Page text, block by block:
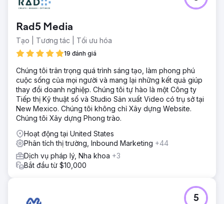
trải nghiệm kỹ thuật số của mình và thiết lập một cách bền
lượng thành viên giảm kể từ năm 2022, công ty đã phải đối
mặt với những thách thức đáng kể trong việc tạo ra một
thương hiệu gắn kết và chiến lược tiếp thị hiệu quả. Họ cần
một đối tác để cải thiện thương hiệu, trang web và các nỗ
lực tiếp thị của mình để xoay chuyển tình thế và thúc đẩy
tăng trưởng có thể đo lường được.
Giải pháp
Anchour cung cấp dịch vụ hỗ trợ trọn gói, bao gồm chiến
lược thương hiệu, thiết kế web, lập kế hoạch truyền thông,
phát triển sáng tạo và tiếp thị công cụ tìm kiếm. Sau khi
kiểm tra trang web, truyền thông và cơ sở thành viên của
Walden, Anchour đã xác định các lĩnh vực cải tiến chính.
Họ đã cung cấp các tài sản như hướng dẫn về thương
hiệu, nội dung truyền thông xã hội, chiến dịch email (thông
qua Klaviyo) và sáng tạo truyền hình kết nối (thông qua
dụng Slack và các công cụ quản lý dự án để thực hiện
liền mạch.
Rad5 Media
Tạo | Tương tác | Tối ưu hóa
19 đánh giá
Chúng tôi trân trọng quá trình sáng tạo, làm phong phú
cuộc sống của mọi người và mang lại những kết quả giúp
thay đổi doanh nghiệp. Chúng tôi tự hào là một Công ty
Tiếp thị Kỹ thuật số và Studio Sản xuất Video có trụ sở tại
New Mexico. Chúng tôi không chỉ Xây dựng Website.
Chúng tôi Xây dựng Phong trào.
Hoạt động tại United States
Phân tích thị trường, Inbound Marketing +44
Dịch vụ pháp lý, Nha khoa +3
Bắt đầu từ $10,000
5